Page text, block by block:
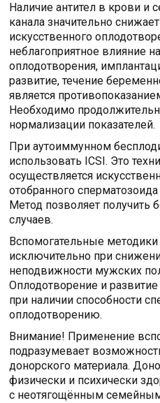
Наличие антител в крови и
канала значительно
искусственного
неблагоприятное влияние
оплодотворения,
развитие, течение
является
Необходимо
нормализации показателей.
При аутоиммунном
использовать ICSI. Это
осуществляется
отобранного
Метод позволяет получить
случаев.
Вспомогательные
исключительно при
неподвижности мужских
Оплодотворение и
при наличии способности
оплодотворению.
Внимание! Применение
подразумевает
донорского материала.
физически и психически
с неотягощённым